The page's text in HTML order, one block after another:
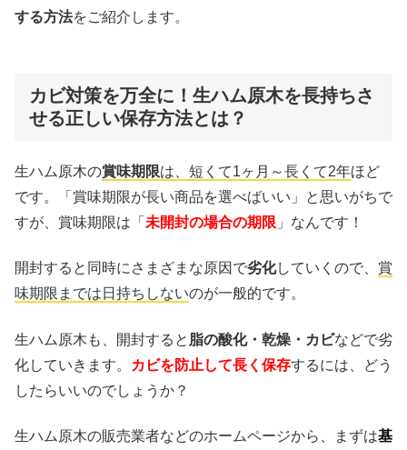
する方法をご紹介します。
カビ対策を万全に！生ハム原木を長持ちさ
せる正しい保存方法とは？
生ハム原木の賞味期限は、短くて1ヶ月～長くて2年ほど
です。「賞味期限が長い商品を選べばいい」と思いがちで
すが、賞味期限は「 未開封の場合の期限 」なんです！
開封すると同時にさまざまな原因で劣化していくので、 賞
味期限までは日持ちしないのが一般的です。
生ハム原木も、開封すると 脂の酸化・乾燥・カビなどで劣
化していきます。
カビを防止して長く保存するには、どう
したらいいのでしょうか？
生ハム原木の販売業者などのホームページから、まずは基